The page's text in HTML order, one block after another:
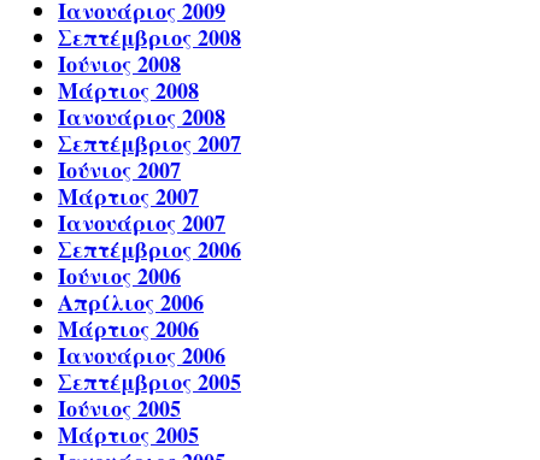
Ιανουάριος 2009
Σεπτέμβριος 2008
Ιούνιος 2008
Μάρτιος 2008
Ιανουάριος 2008
Σεπτέμβριος 2007
Ιούνιος 2007
Μάρτιος 2007
Ιανουάριος 2007
Σεπτέμβριος 2006
Ιούνιος 2006
Απρίλιος 2006
Μάρτιος 2006
Ιανουάριος 2006
Σεπτέμβριος 2005
Ιούνιος 2005
Μάρτιος 2005